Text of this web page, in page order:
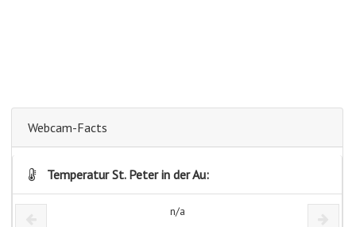
Webcam-Facts
Temperatur St. Peter in der Au:
n/a